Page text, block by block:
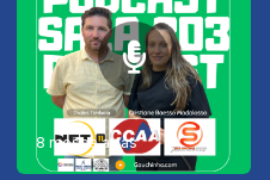
8 meses atrás